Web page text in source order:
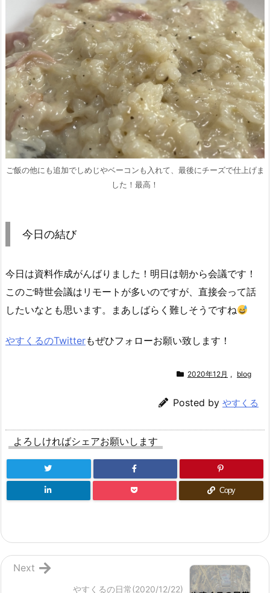
ご飯の他にも追加でしめじやベーコンも入れて、最後にチーズで仕上げま
した！最高！
今日の結び
今日は資料作成がんばりました！明日は朝から会議です！
このご時世会議はリモートが多いのですが、直接会って話
したいなとも思います。まあしばらく難しそうですね
やすくるのTwitterもぜひフォローお願い致します！
2020年12月 , blog
Posted by やすくる
よろしければシェアお願いします
Copy
やすくるの日常(2020/12/22)
Next